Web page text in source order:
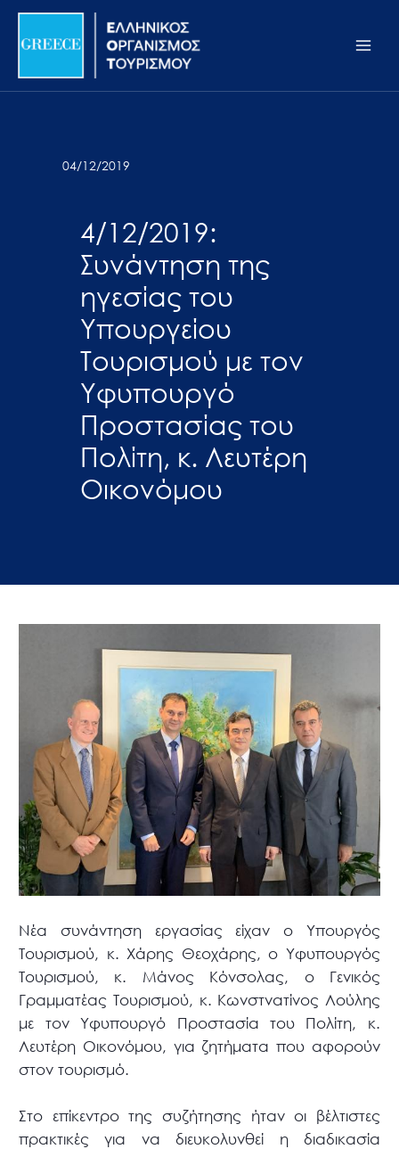
Σημείωση:
ιστότοπος
προσβασιμότητας.
Μετάβαση
περιεχόμενο
04/12/2019
4/12/2019:
Συνάντηση της
ηγεσίας του
Υπουργείου
Τουρισμού με τον
Υφυπουργό
Προστασίας του
Πολίτη, κ. Λευτέρη
Οικονόμου
Νέα συνάντηση εργασίας είχαν ο Υπουργός
Τουρισμού, κ. Χάρης Θεοχάρης, ο Υφυπουργός
Τουρισμού, κ. Μάνος Κόνσολας, ο Γενικός
Γραμματέας Τουρισμού, κ. Κωνστνατίνος Λούλης
με τον Υφυπουργό Προστασία του Πολίτη, κ.
Λευτέρη Οικονόμου, για ζητήματα που αφορούν
στον τουρισμό.
Στο επίκεντρο της συζήτησης ήταν οι βέλτιστες
πρακτικές για να διευκολυνθεί η διαδικασία